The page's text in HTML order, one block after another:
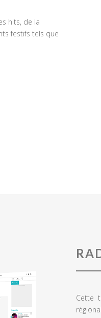
hits, de la
festifs tels que
Cette